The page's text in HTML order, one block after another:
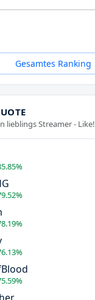
Gesamtes Ranking
lieblings Streamer - Like!